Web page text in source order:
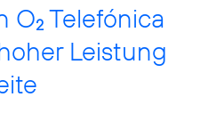
O2 Telefónica
Leistung